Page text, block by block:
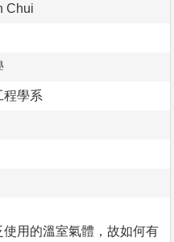
Chui
程學系
用的溫室氣體，故如何有